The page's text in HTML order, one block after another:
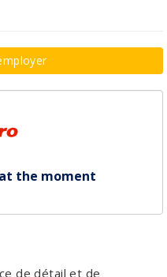
the moment
de détail et de